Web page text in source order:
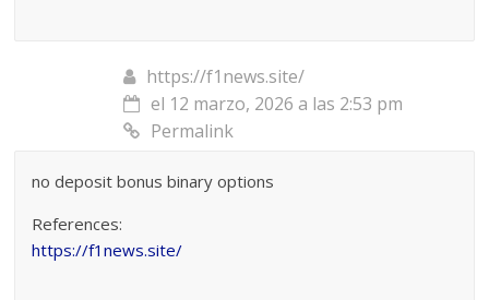
https://f1news.site/
el 12 marzo, 2026 a las 2:53 pm
Permalink
no deposit bonus binary options
References:
https://f1news.site/